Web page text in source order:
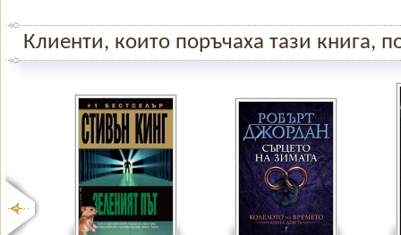
Клиенти, които поръчаха тази книга,